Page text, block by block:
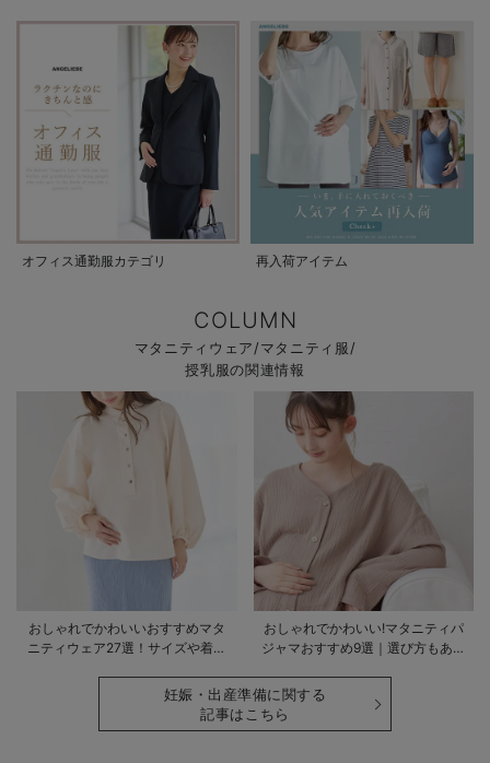
オフィス通勤服カテゴリ 再入荷アイテム
COLUMN
マタニティウェア/マタニティ服/
授乳服の関連情報
おしゃれでかわいいおすすめマタ
ニティウェア27選！サイズや着る
おしゃれでかわいい!マタニティパ
ジャマおすすめ9選｜選び方もあわ
妊娠・出産準備に関する
記事はこちら